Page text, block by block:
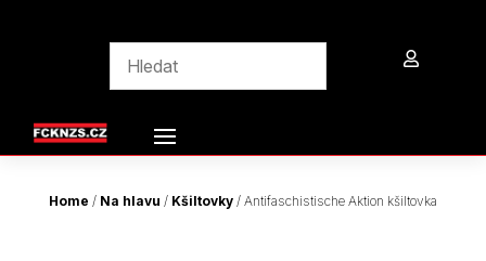

Home / Na hlavu / Kšiltovky/ Antifaschistische Aktion kšiltovka